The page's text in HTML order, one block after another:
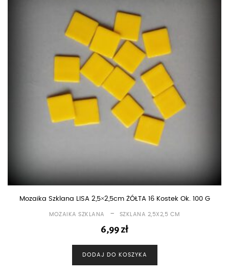
Mozaika Szklana LISA 2,5×2,5cm ŻÓŁTA 16 Kostek Ok. 100 G
MOZAIKA SZKLANA - SZKLANA 2,5X2,5 CM
6,99zł
DODAJ DO KOSZYKA